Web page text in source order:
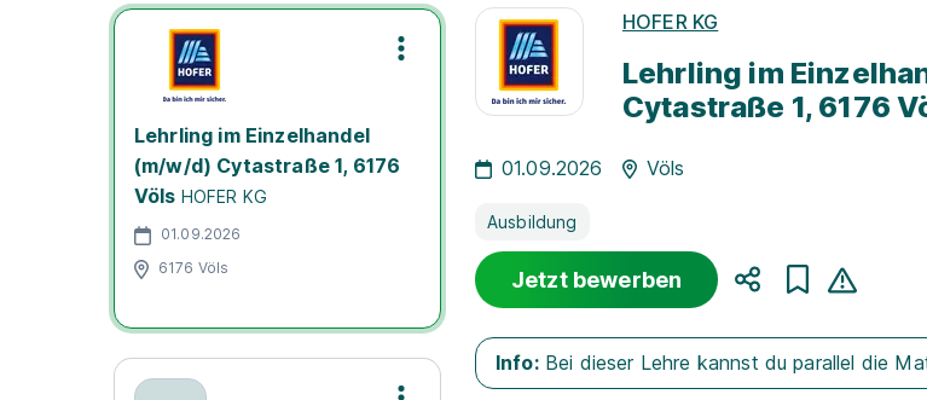
Lehrling im Einzelhandel
(m/w/d) Cytastraße 1, 6176
Völs HOFER KG
01.09.2026
6176 Völs
HOFER KG
Lehrling im
Cytastraße 1, 6176
01.09.2026 Völs
Ausbildung
Jetzt bewerben
Info: Bei dieser Lehre kannst du parallel die